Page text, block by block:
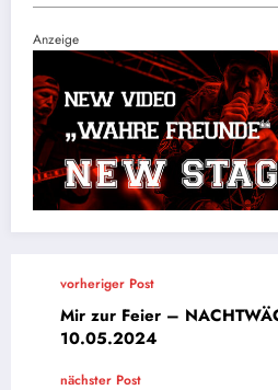
Anzeige
vorheriger Post
Mir zur Feier –
10.05.2024
nächster Post